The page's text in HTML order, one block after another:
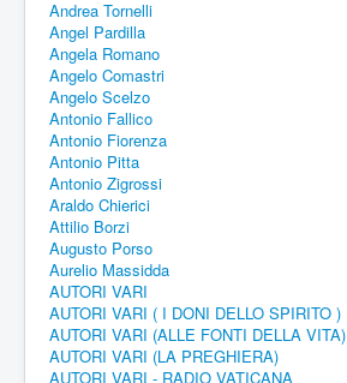
Andrea Tornelli
Angel Pardilla
Angela Romano
Angelo Comastri
Angelo Scelzo
Antonio Fallico
Antonio Fiorenza
Antonio Pitta
Antonio Zigrossi
Araldo Chierici
Attilio Borzi
Augusto Porso
Aurelio Massidda
AUTORI VARI
AUTORI VARI ( I DONI DELLO SPIRITO )
AUTORI VARI (ALLE FONTI DELLA VITA)
AUTORI VARI (LA PREGHIERA)
AUTORI VARI - RADIO VATICANA